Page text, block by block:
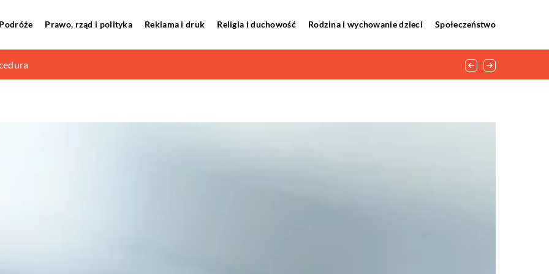
Podróże Prawo, rząd i polityka Reklama i druk Religia i duchowość Rodzina i wychowanie dzieci Społeczeństwo
aut z USA?
wagi analitycznej?